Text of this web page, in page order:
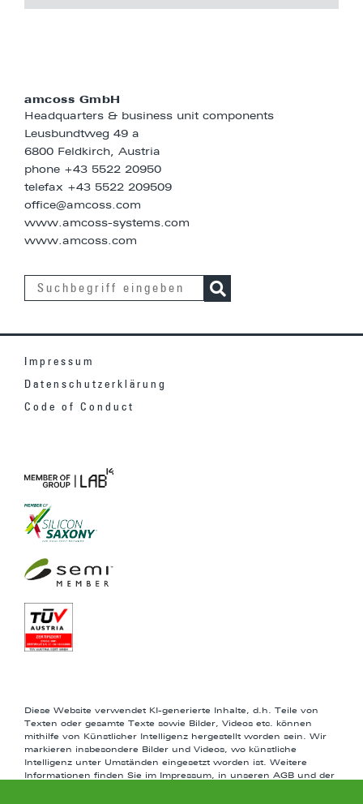
amcoss GmbH
Headquarters & business unit components
Leusbundtweg 49 a
6800 Feldkirch, Austria
phone +43 5522 20950
telefax +43 5522 209509
office@amcoss.com
www.amcoss-systems.com
www.amcoss.com
Impressum
Datenschutzerklärung
Code of Conduct
Diese Website verwendet KI-generierte Inhalte, d.h. Teile von
Texten oder gesamte Texte sowie Bilder, Videos etc. können
mithilfe von Künstlicher Intelligenz hergestellt worden sein. Wir
markieren insbesondere Bilder und Videos, wo künstliche
Intelligenz unter Umständen eingesetzt worden ist. Weitere
Informationen finden Sie im Impressum, in unseren AGB und der